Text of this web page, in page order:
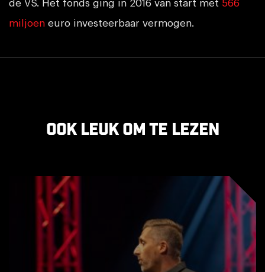
de VS. Het fonds ging in 2016 van start met 566
miljoen euro investeerbaar vermogen.
Ook leuk om te lezen